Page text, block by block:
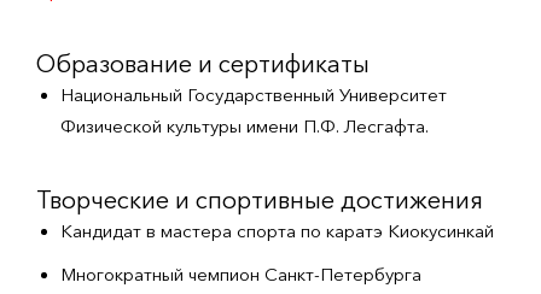
Образование и сертификаты
Национальный Государственный Университет
Физической культуры имени П.Ф. Лесгафта.
Творческие и спортивные достижения
Кандидат в мастера спорта по каратэ Киокусинкай
Многократный чемпион Санкт-Петербурга